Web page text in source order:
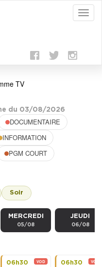
TV
du 03/08/2026
DOCUMENTAIRE
INFORMATION
PGM COURT
Soir
MERCREDI
05/08
JEUDI
06/08
06h30 VOD 06h30 VOD